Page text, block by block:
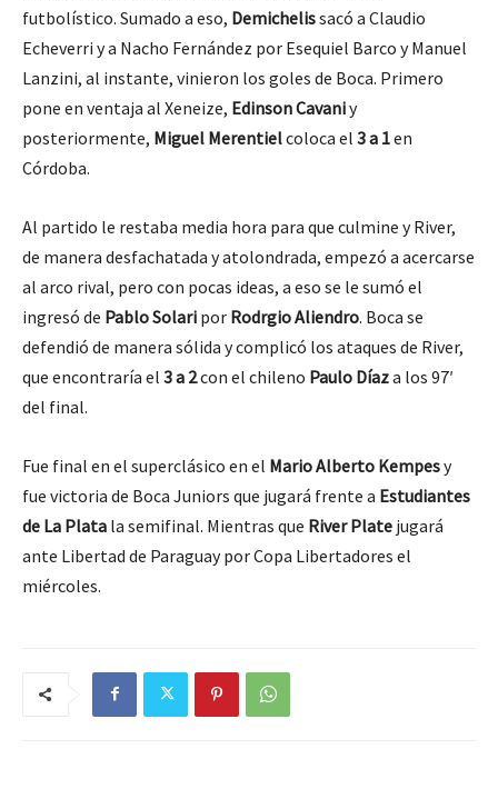
futbolístico. Sumado a eso, Demichelissacó a Claudio
Echeverri y a Nacho Fernández por Esequiel Barco y Manuel
Lanzini, al instante, vinieron los goles de Boca. Primero
pone en ventaja al Xeneize, Edinson Cavaniy
posteriormente, Miguel Merentielcoloca el 3 a 1en
Córdoba.
Al partido le restaba media hora para que culmine y River,
de manera desfachatada y atolondrada, empezó a acercarse
al arco rival, pero con pocas ideas, a eso se le sumó el
ingresó de Pablo Solari por Rodrgio Aliendro. Boca se
defendió de manera sólida y complicó los ataques de River,
que encontraría el 3 a 2con el chileno Paulo Díaza los 97′
del final.
Fue final en el superclásico en el Mario Alberto Kempesy
fue victoria de Boca Juniors que jugará frente a Estudiantes
de La Plata la semifinal. Mientras que River Plate jugará
ante Libertad de Paraguay por Copa Libertadores el
miércoles.